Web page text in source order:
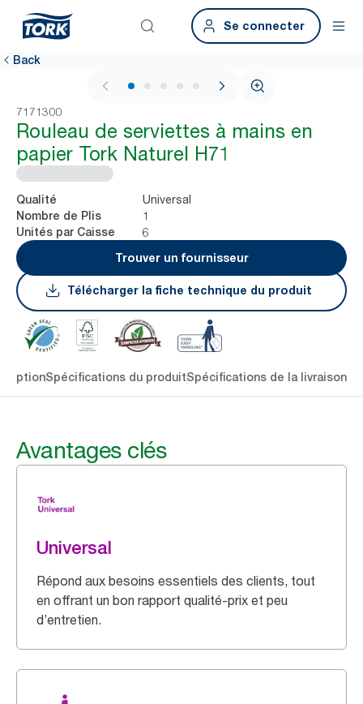
Se connecter
Back
1 / 5
7171300
Rouleau de serviettes à mains en
papier Tork Naturel H71
Qualité Universal
Nombre de Plis 1
Unités par Caisse
6
Trouver un fournisseur
Télécharger la fiche technique du produit
Spécifications du produitSpécifications de la livraison
Avantages clés
Universal
Répond aux besoins essentiels des clients, tout
en offrant un bon rapport qualité-prix et peu
d’entretien.